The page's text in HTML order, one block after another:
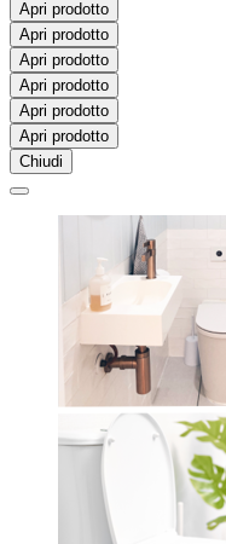
Apri prodotto
Apri prodotto
Apri prodotto
Apri prodotto
Apri prodotto
Apri prodotto
Chiudi